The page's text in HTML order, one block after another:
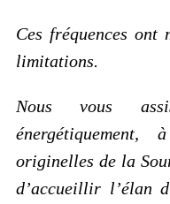
Ces fréquences ont
limitations.
Nous vous
énergétiquement,
originelles de la
d’accueillir l’élan